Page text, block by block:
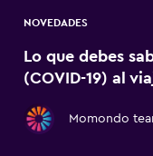
NOVEDADES
Lo que debes
(COVID-19) al
Momondo